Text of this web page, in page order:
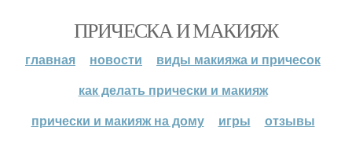
ПРИЧЕСКА И МАКИЯЖ
главная новости
виды макияжа и причесок
как делать прически и макияж
прически и макияж на дому
игры отзывы